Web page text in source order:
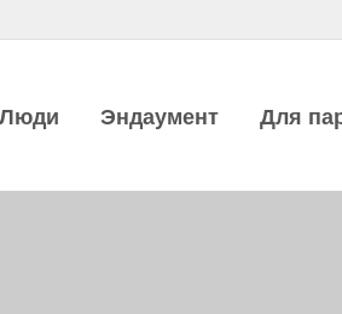
Люди Эндаумент Для